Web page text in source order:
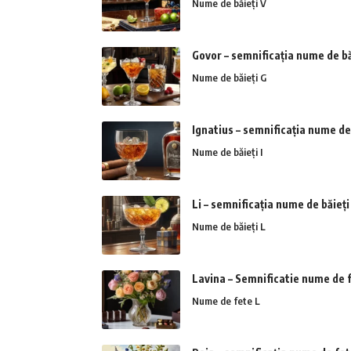
Nume de băieți V
Govor – semnificația nume de
Nume de băieți G
Ignatius – semnificația nume
Nume de băieți I
Li – semnificația nume de băieți
Nume de băieți L
Lavina – Semnificatie nume de
Nume de fete L